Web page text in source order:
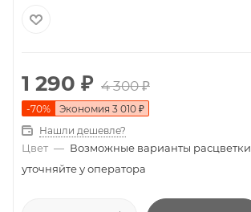
1 290 ₽ 4 300₽
-70% Экономия 3 010 ₽
Нашли дешевле?
Цвет — Возможные варианты расцветки
уточняйте у оператора